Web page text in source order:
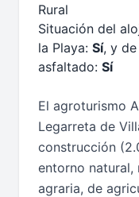
Rural
Situación del
la Playa: Sí, y
asfaltado: Sí
El agroturismo
Legarreta de
construcción
entorno
agraria, de